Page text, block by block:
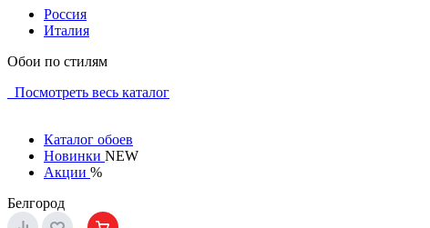
Россия
Италия
Обои по стилям
Посмотреть весь каталог
Каталог обоев
Новинки NEW
Акции %
Белгород